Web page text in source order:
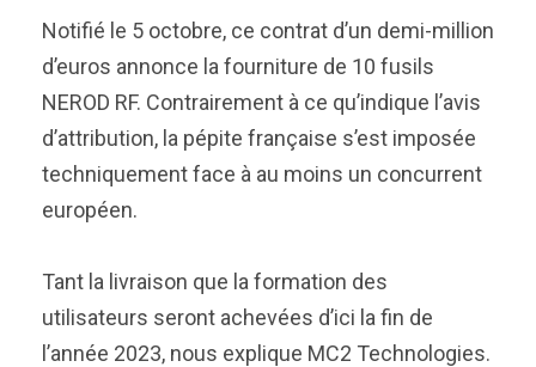
Notifié le 5 octobre, ce contrat d’un demi-million
d’euros annonce la fourniture de 10 fusils
NEROD RF. Contrairement à ce qu’indique l’avis
d’attribution, la pépite française s’est imposée
techniquement face à au moins un concurrent
européen.
Tant la livraison que la formation des
utilisateurs seront achevées d’ici la fin de
l’année 2023, nous explique MC2 Technologies.